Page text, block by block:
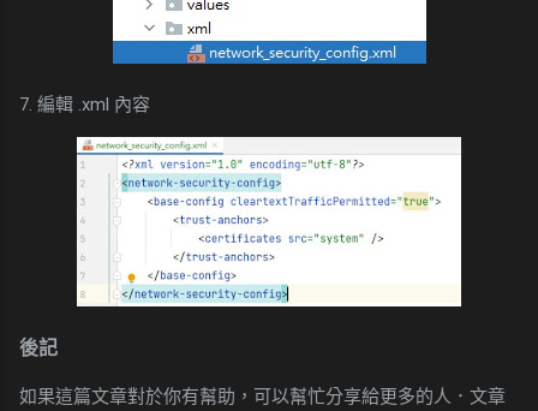
7. 編輯 .xml 內容
後記
如果這篇文章對於你有幫助，可以幫忙分享給更多的人．文章